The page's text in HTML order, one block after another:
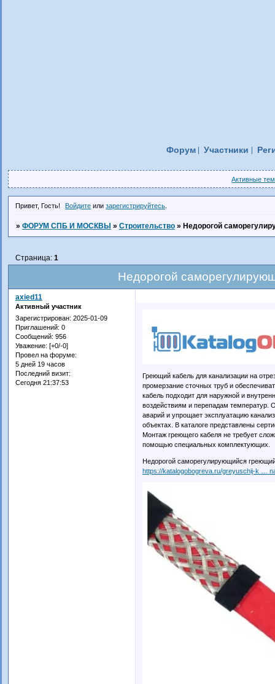
Форум Участники
Активные
Привет, Гость! Войдите илизарегистрируйтесь
» ФОРУМ СПБ И МОСКВЫ » Строительство » Недорогой
Недорогой
Страница: 1
axied11
Активный участник
Зарегистрирован: 2025-01-09
Приглашений: 0
Сообщений: 956
Уважение: [+0/-0]
Провел на форуме:
5 дней 19 часов
Последний визит:
Сегодня 21:37:53
Греющий кабель для канализации на
промерзание сточных труб и
кабель подходит для наружной и
воздействиям и перепадам температур.
аварий и упрощает эксплуатацию
объектах. В каталоге представлены
Монтаж греющего кабеля не требует
помощью специальных комплектующих.
Недорогой саморегулирующийся
https://katalogobogreva.ru/greyuschij-k …